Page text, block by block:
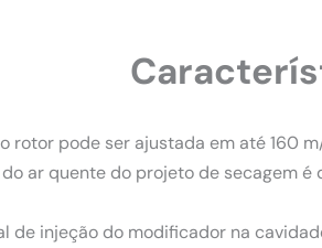
rotor pode ser ajustada em até 160
ar quente do projeto de secagem é
de injeção do modificador na